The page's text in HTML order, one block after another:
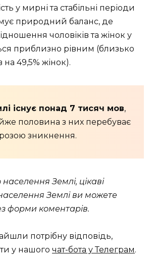
у мирні та стабільні періоди
природний баланс, де
чоловіків та жінок у
приблизно рівним (близько
на 49,5% жінок).
існує понад 7 тисяч мов,
половина з них перебуває
зникнення.
Землі, цікаві
Землі ви можете
форми коментарів.
потрібну відповідь,
у нашого чат-бота у Телеграм.